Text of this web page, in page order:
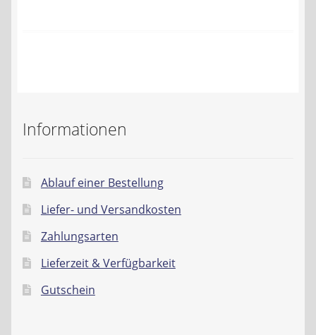
Datenschutzerklärung
Informationen
Ablauf einer Bestellung
Liefer- und Versandkosten
Zahlungsarten
Lieferzeit & Verfügbarkeit
Gutschein